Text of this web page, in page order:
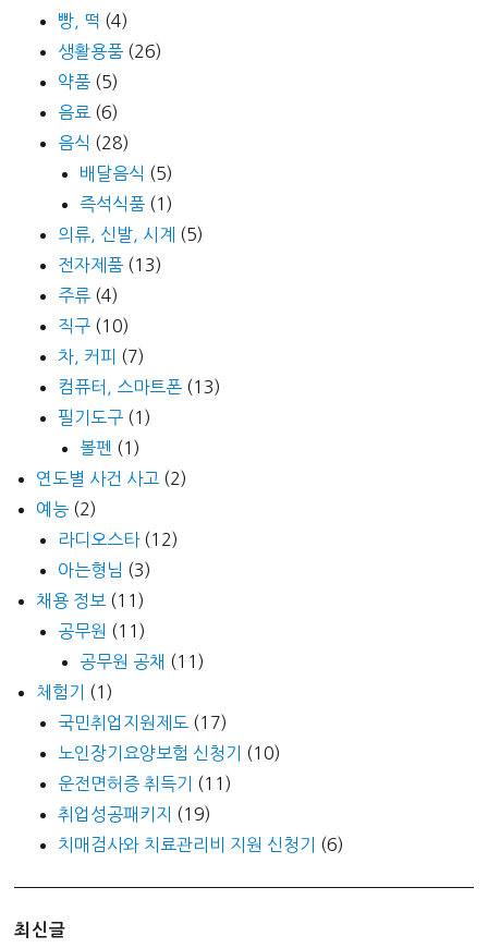
빵, 떡 (4)
생활용품 (26)
약품 (5)
음료 (6)
음식 (28)
배달음식 (5)
즉석식품 (1)
의류, 신발, 시계 (5)
전자제품 (13)
주류 (4)
직구 (10)
차, 커피 (7)
컴퓨터, 스마트폰 (13)
필기도구 (1)
볼펜 (1)
연도별 사건 사고 (2)
예능 (2)
라디오스타(12)
아는형님 (3)
채용 정보 (11)
공무원 (11)
공무원 공채 (11)
체험기
(1)
국민취업지원제도 (17)
노인장기요양보험 신청기
(10)
운전면허증 취득기
(11)
취업성공패키지
(19)
치매검사와 치료관리비 지원 신청기
(6)
최신글